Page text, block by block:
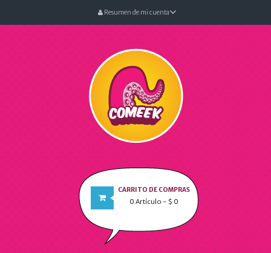
Resumen de mi cuenta
CARRITO DE COMPRAS
0 Artículo - $ 0